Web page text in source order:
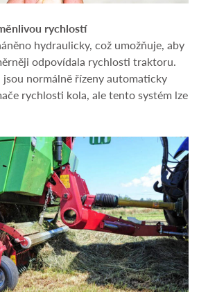
rychlostí
hydraulicky, což umožňuje, aby
odpovídala rychlosti traktoru.
normálně řízeny automaticky
rychlosti kola, ale tento systém lze